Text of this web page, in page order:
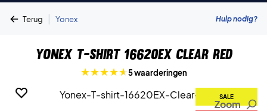
Terug | Yonex Hulp nodig?
Yonex T-shirt 16620EX Clear Red
5 waarderingen
SALE
Zoom